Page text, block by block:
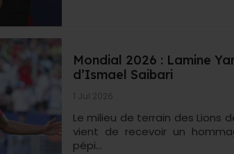
Mondial 2026 : Lamine
d’Ismael Saibari
1 Jul 2026
Le milieu de terrain des Lions
vient de recevoir un
pépi...